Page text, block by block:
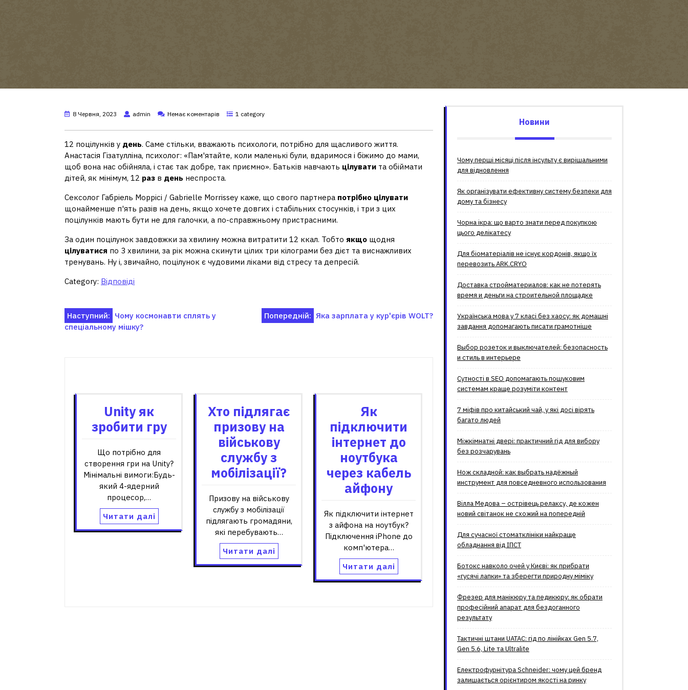
8 Червня, 2023 admin Немає коментарів 1 category
12 поцілунків у день. Саме стільки, вважають психологи, потрібно для щасливого життя.
Анастасія Гізатулліна, психолог: «Пам'ятайте, коли маленькі були, вдаримося і біжимо до мами,
щоб вона нас обійняла, і стає так добре, так приємно». Батьків навчають цілувати та обіймати
дітей, як мінімум, 12 раз в день неспроста.
Сексолог Габріель Моррісі / Gabrielle Morrissey каже, що свого партнера потрібно цілувати
щонайменше п'ять разів на день, якщо хочете довгих і стабільних стосунків, і три з цих
поцілунків мають бути не для галочки, а по-справжньому пристрасними.
За один поцілунок завдовжки за хвилину можна витратити 12 ккал. Тобто якщо щодня
цілуватися по 3 хвилини, за рік можна скинути цілих три кілограми без дієт та виснажливих
тренувань. Ну і, звичайно, поцілунок є чудовими ліками від стресу та депресій.
Category: Відповіді
Навігація
Попередній: Яка зарплата у кур'єрів WOLT?
Наступний: Чому космонавти сплять у
спеціальному мішку?
Unity як
зробити гру
Що потрібно для
створення гри на Unity?
Мінімальні вимоги:Будь-
який 4-ядерний
процесор,…
Читати далі
Хто підлягає
призову на
військову
службу з
мобілізації?
Призову на військову
службу з мобілізації
підлягають громадяни,
які перебувають…
Читати далі
Як
підключити
інтернет до
ноутбука
через кабель
айфону
Як підключити інтернет
з айфона на ноутбук?
Підключення iPhone до
комп'ютера…
Читати далі
Новини
Чому перші місяці після інсульту є вирішальними
для відновлення
Як організувати ефективну систему безпеки для
дому та бізнесу
Чорна ікра: що варто знати перед покупкою
цього делікатесу
Для біоматеріалів не існує кордонів, якщо їх
перевозить ARK.CRYO
Доставка стройматериалов: как не потерять
время и деньги на строительной площадке
Українська мова у 7 класі без хаосу: як домашні
завдання допомагають писати грамотніше
Выбор розеток и выключателей: безопасность
и стиль в интерьере
Сутності в SEO допомагають пошуковим
системам краще розуміти контент
7 міфів про китайський чай, у які досі вірять
багато людей
Міжкімнатні двері: практичний гід для вибору
без розчарувань
Нож складной: как выбрать надёжный
инструмент для повседневного использования
Вілла Медова – острівець релаксу, де кожен
новий світанок не схожий на попередній
Для сучасної стоматклініки найкраще
обладнання від ІПСТ
Ботокс навколо очей у Києві: як прибрати
«гусячі лапки» та зберегти природну міміку
Фрезер для манікюру та педикюру: як обрати
професійний апарат для бездоганного
результату
Тактичні штани UATAC: гід по лінійках Gen 5.7,
Gen 5.6, Lite та Ultralite
Електрофурнітура Schneider: чому цей бренд
залишається орієнтиром якості на ринку